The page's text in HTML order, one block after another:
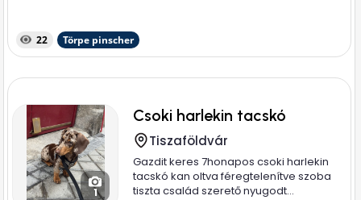
22 Törpe pinscher
1
Csoki harlekin tacskó
Tiszaföldvár
Gazdit keres 7honapos csoki harlekin
tacskó kan oltva féregtelenítve szoba
tiszta család szerető nyugodt...